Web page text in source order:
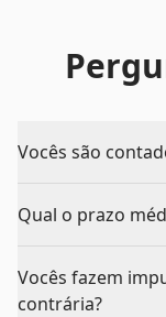
Vocês são
Qual o prazo
Vocês fazem
contrária?